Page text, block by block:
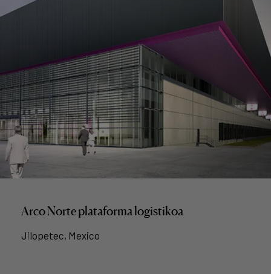
Arco Norte plataforma logistikoa
Jilopetec, Mexico